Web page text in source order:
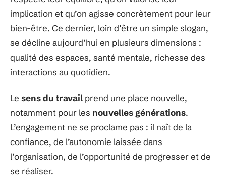
implication et qu’on agisse concrètement pour leur
bien-être. Ce dernier, loin d’être un simple slogan,
se décline aujourd’hui en plusieurs dimensions :
qualité des espaces, santé mentale, richesse des
interactions au quotidien.
Le sens du travail prend une place nouvelle,
notamment pour les nouvelles générations.
L’engagement ne se proclame pas : il naît de la
confiance, de l’autonomie laissée dans
l’organisation, de l’opportunité de progresser et de
se réaliser.